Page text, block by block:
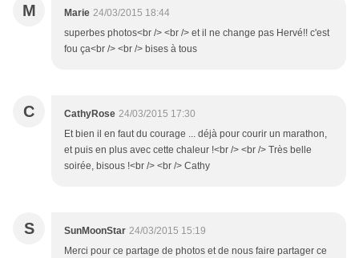
M Marie 24/03/2015 18:44
superbes photos<br /> <br /> et il ne change pas Hervé!! c'est
fou ça<br /> <br /> bises à tous
C CathyRose 24/03/2015 17:30
Et bien il en faut du courage ... déjà pour courir un marathon,
et puis en plus avec cette chaleur !<br /> <br /> Très belle
soirée, bisous !<br /> <br /> Cathy
S SunMoonStar 24/03/2015 15:19
Merci pour ce partage de photos et de nous faire partager ce